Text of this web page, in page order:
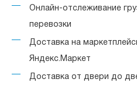
Онлайн-отслеживание
перевозки
Доставка на
Яндекс.Маркет
Доставка от двери до